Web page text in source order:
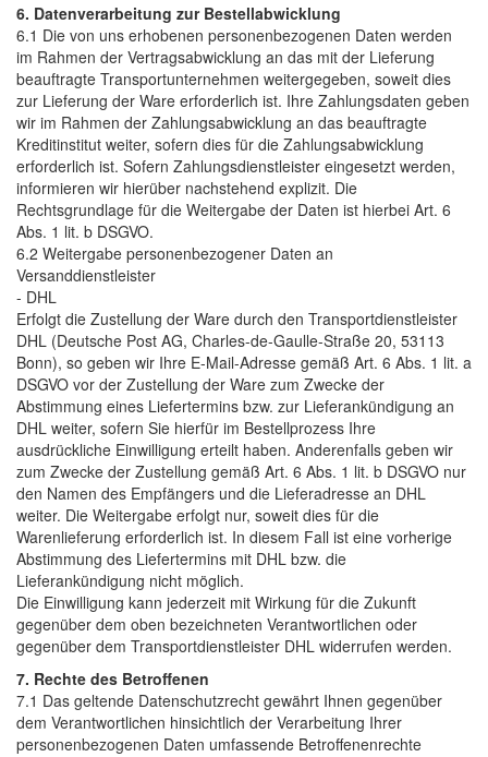
6. Datenverarbeitung zur Bestellabwicklung
6.1 Die von uns erhobenen personenbezogenen Daten werden
im Rahmen der Vertragsabwicklung an das mit der Lieferung
beauftragte Transportunternehmen weitergegeben, soweit dies
zur Lieferung der Ware erforderlich ist. Ihre Zahlungsdaten geben
wir im Rahmen der Zahlungsabwicklung an das beauftragte
Kreditinstitut weiter, sofern dies für die Zahlungsabwicklung
erforderlich ist. Sofern Zahlungsdienstleister eingesetzt werden,
informieren wir hierüber nachstehend explizit. Die
Rechtsgrundlage für die Weitergabe der Daten ist hierbei Art. 6
Abs. 1 lit. b DSGVO.
6.2 Weitergabe personenbezogener Daten an
Versanddienstleister
- DHL
Erfolgt die Zustellung der Ware durch den Transportdienstleister
DHL (Deutsche Post AG, Charles-de-Gaulle-Straße 20, 53113
Bonn), so geben wir Ihre E-Mail-Adresse gemäß Art. 6 Abs. 1 lit. a
DSGVO vor der Zustellung der Ware zum Zwecke der
Abstimmung eines Liefertermins bzw. zur Lieferankündigung an
DHL weiter, sofern Sie hierfür im Bestellprozess Ihre
ausdrückliche Einwilligung erteilt haben. Anderenfalls geben wir
zum Zwecke der Zustellung gemäß Art. 6 Abs. 1 lit. b DSGVO nur
den Namen des Empfängers und die Lieferadresse an DHL
weiter. Die Weitergabe erfolgt nur, soweit dies für die
Warenlieferung erforderlich ist. In diesem Fall ist eine vorherige
Abstimmung des Liefertermins mit DHL bzw. die
Lieferankündigung nicht möglich.
Die Einwilligung kann jederzeit mit Wirkung für die Zukunft
gegenüber dem oben bezeichneten Verantwortlichen oder
gegenüber dem Transportdienstleister DHL widerrufen werden.
7. Rechte des Betroffenen
7.1 Das geltende Datenschutzrecht gewährt Ihnen gegenüber
dem Verantwortlichen hinsichtlich der Verarbeitung Ihrer
personenbezogenen Daten umfassende Betroffenenrechte